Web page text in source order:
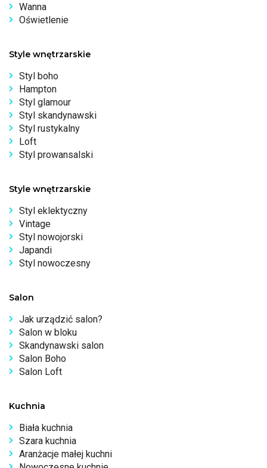
Wanna
Oświetlenie
Style wnętrzarskie
Styl boho
Hampton
Styl glamour
Styl skandynawski
Styl rustykalny
Loft
Styl prowansalski
Style wnętrzarskie
Styl eklektyczny
Vintage
Styl nowojorski
Japandi
Styl nowoczesny
Salon
Jak urządzić salon?
Salon w bloku
Skandynawski salon
Salon Boho
Salon Loft
Kuchnia
Biała kuchnia
Szara kuchnia
Aranżacje małej kuchni